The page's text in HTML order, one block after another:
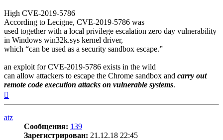
High CVE-2019-5786
According to Lecigne, CVE-2019-5786 was
used together with a local privilege escalation zero day vulnerability
in Windows win32k.sys kernel driver,
which “can be used as a security sandbox escape.”
an exploit for CVE-2019-5786 exists in the wild
can allow attackers to escape the Chrome sandbox and carry out
remote code execution attacks on vulnerable systems.
atz
Сообщения: 139
Зарегистрирован: 21.12.18 22:45